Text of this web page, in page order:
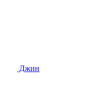
Джин